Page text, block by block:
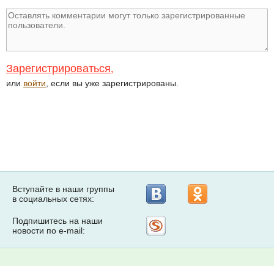
Зарегистрироваться,
или войти , если вы уже зарегистрированы.
Вступайте в наши группы
в социальных сетях:
Подпишитесь на наши
новости по e-mail: